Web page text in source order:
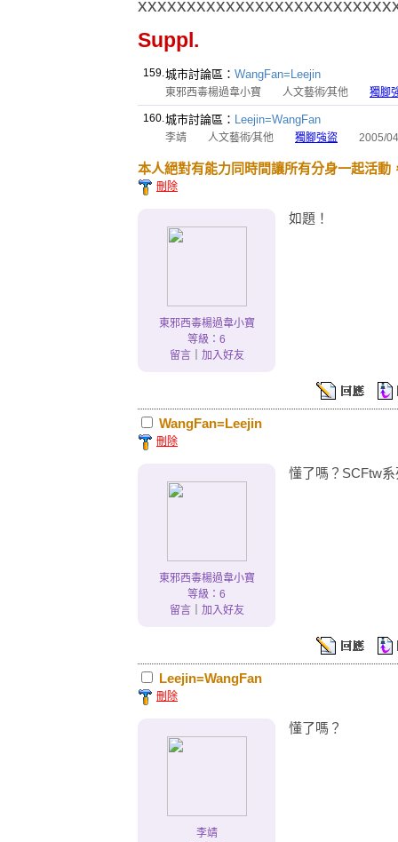
Suppl.
159.城市討論區： WangFan=Leejin
東邪西毒楊過韋小寶 人文藝術∕其他 獨腳
160.城市討論區： Leejin=WangFan
李靖 人文藝術∕其他 獨腳強盜 2005/04/
本人絕對有能力同時間讓所有分身一起活動
刪除
東邪西毒楊過韋小寶
等級：6
留言｜ 加入好友
如題！
WangFan=Leejin
刪除
東邪西毒楊過韋小寶
等級：6
留言｜ 加入好友
懂了嗎？SCFtw
Leejin=WangFan
刪除
李靖
懂了嗎？